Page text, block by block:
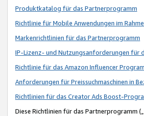
Produktkatalog für das Partnerprogramm
Richtlinie für Mobile Anwendungen im
Markenrichtlinien für das Partnerprogramm
IP-Lizenz- und Nutzungsanforderungen für
Richtlinie für das Amazon Influencer
Anforderungen für Preissuchmaschinen in
Richtlinien für das Creator Ads Boost-
Diese Richtlinien für das Partnerprogramm („